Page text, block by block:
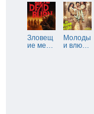
Зловещ
ие ме…
Молоды
и влю…